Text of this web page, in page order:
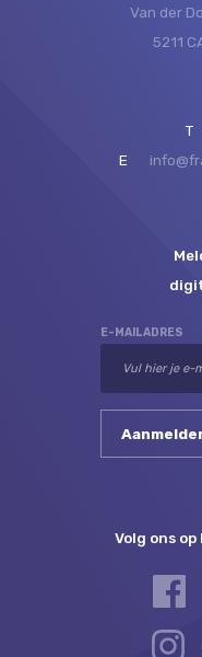
Van der
5211
T
E
E-MAILADRES
Volg ons